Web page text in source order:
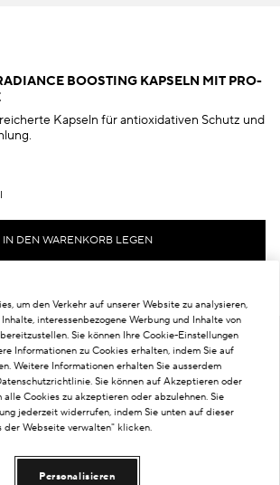
BOOSTING KAPSELN MIT PRO-
Kapseln für antioxidativen Schutz und
IN DEN WARENKORB LEGEN
um den Verkehr auf unserer Website zu analysieren,
interessenbezogene Werbung und Inhalte von
Sie können Ihre Cookie-Einstellungen
Informationen zu Cookies erhalten, indem Sie auf
Weitere Informationen erhalten Sie ausserdem
Sie können auf Akzeptieren oder
Cookies zu akzeptieren oder abzulehnen. Sie
jederzeit widerrufen, indem Sie unten auf dieser
der Webseite verwalten" klicken.
Personalisieren